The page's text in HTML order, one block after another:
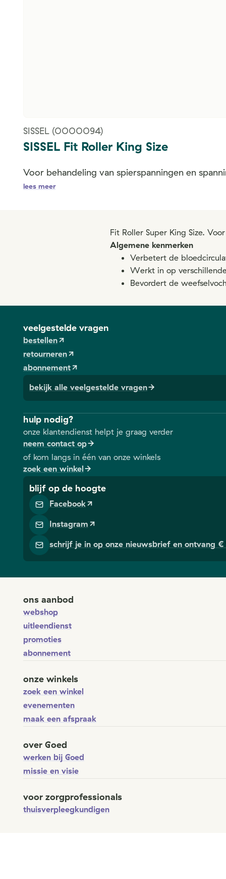
SISSEL (0000094)
SISSEL Fit Roller King Size
Voor behandeling van spierspanningen en
lees meer
Fit Roller Super King Size.
Algemene kenmerken
Verbetert de
Werkt in op
Bevordert de
veelgestelde vragen
bestellen
retourneren
abonnement
bekijk alle veelgestelde vragen
hulp nodig?
onze klantendienst helpt je graag verder
neem contact op
of kom langs in één van onze winkels
zoek een winkel
blijf op de hoogte
Facebook
Instagram
schrijf je in op onze nieuwsbrief en ontvang €
ons aanbod
webshop
uitleendienst
promoties
abonnement
onze winkels
zoek een winkel
evenementen
maak een afspraak
over Goed
werken bij Goed
missie en visie
voor zorgprofessionals
thuisverpleegkundigen